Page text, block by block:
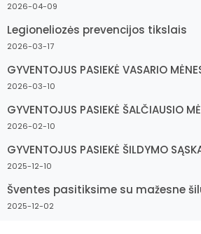
2026-04-09
Legioneliozės prevencijos tikslais
2026-03-17
GYVENTOJUS PASIEKĖ VASARIO
2026-03-10
GYVENTOJUS PASIEKĖ ŠALČIAUSIO
2026-02-10
GYVENTOJUS PASIEKĖ ŠILDYMO
2025-12-10
Šventes pasitiksime su mažesne
2025-12-02